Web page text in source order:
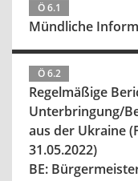
Ö 6.1
Mündliche
Ö 6.2
Regelmäßige
Unterbringung/
aus der Ukraine
31.05.2022)
BE: